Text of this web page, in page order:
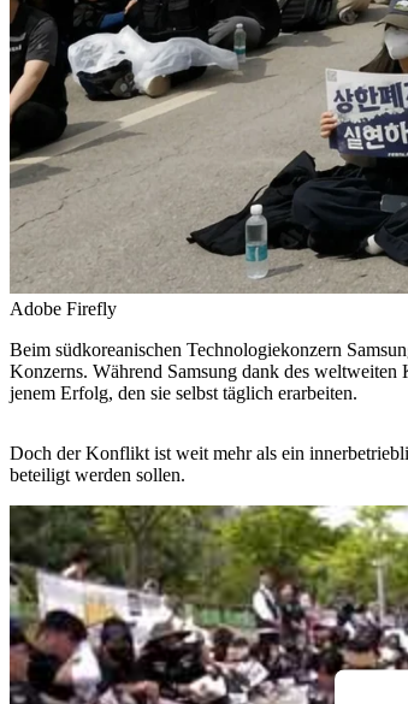
Adobe Firefly
Beim südkoreanischen Technologiekonzern
Konzerns. Während Samsung dank des
jenem Erfolg, den sie selbst täglich erarbeiten.
Doch der Konflikt ist weit mehr als ein
beteiligt werden sollen.